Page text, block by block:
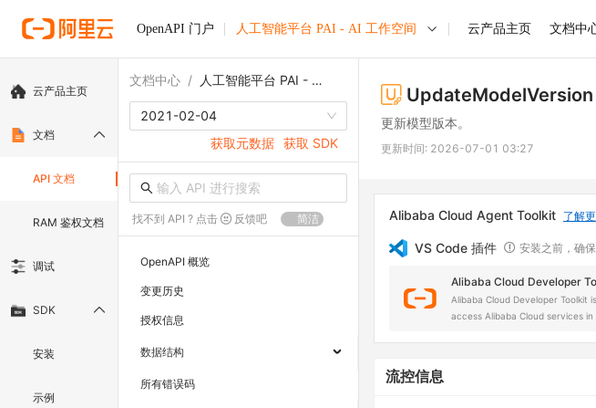
OpenAPI 门户 人工智能平台 PAI - AI 工作空间 云产品主页 文档中
云产品主页
文档
API 文档
RAM 鉴权文档
调试
SDK
安装
示例
文档中心 / 人工智能平台 PAI - AI 工作空间
2021-02-04
获取元数据 获取 SDK
找不到 API ? 点击 反馈吧 简洁
OpenAPI 概览
变更历史
授权信息
数据结构
所有错误码
UpdateModelVersion
更新模型版本。
更新时间: 2026-07-01 03:27
Alibaba Cloud Agent Toolkit 了解
VS Code 插件 安装之前，确
Alibaba Cloud Developer
Alibaba Cloud Developer Toolkit
access Alibaba Cloud services in
流控信息